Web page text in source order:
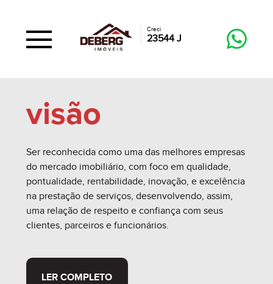
Creci
23544 J
visão
Ser reconhecida como uma das melhores empresas
do mercado imobiliário, com foco em qualidade,
pontualidade, rentabilidade, inovação, e excelência
na prestação de serviços, desenvolvendo, assim,
uma relação de respeito e confiança com seus
clientes, parceiros e funcionários.
LER COMPLETO